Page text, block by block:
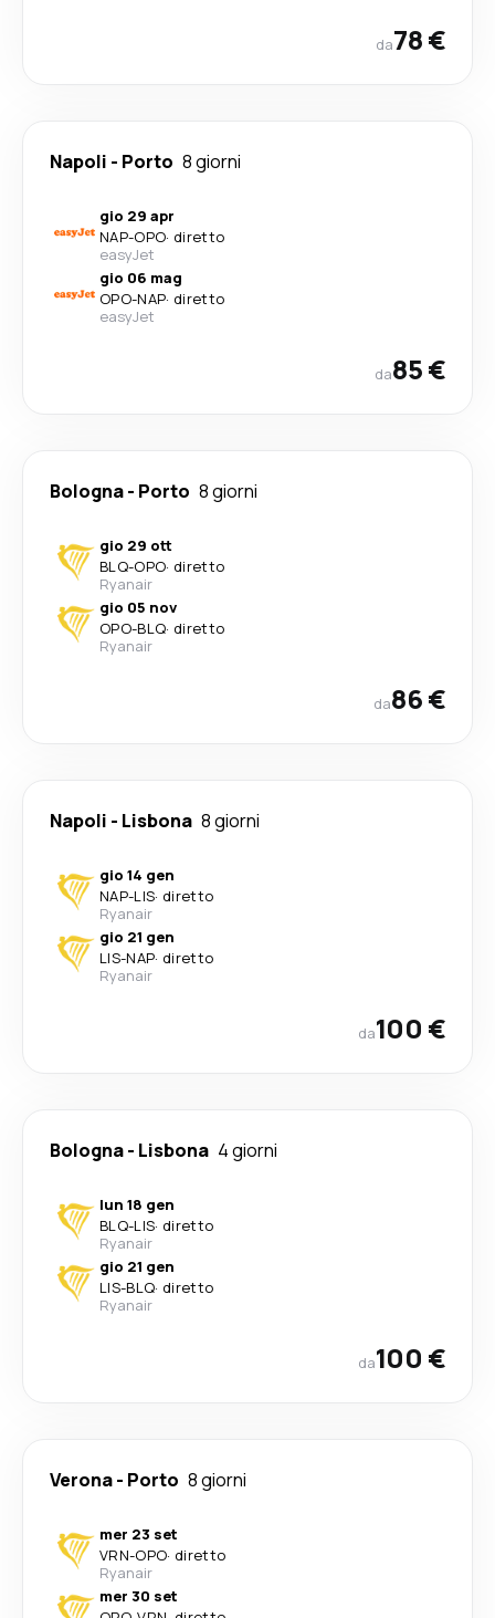
da78 €
Napoli - Porto 8 giorni
gio 29 apr
NAP-OPO· diretto
easyJet
gio 06 mag
OPO-NAP· diretto
easyJet
da85 €
Bologna- Porto 8 giorni
gio 29 ott
BLQ-OPO· diretto
Ryanair
gio 05 nov
OPO-BLQ· diretto
Ryanair
da86 €
Napoli - Lisbona 8 giorni
gio 14 gen
NAP-LIS· diretto
Ryanair
gio 21 gen
LIS-NAP· diretto
Ryanair
da100 €
Bologna- Lisbona 4 giorni
lun 18 gen
BLQ-LIS· diretto
Ryanair
gio 21 gen
LIS-BLQ· diretto
Ryanair
da100 €
Verona- Porto 8 giorni
mer 23 set
VRN-OPO· diretto
Ryanair
mer 30 set